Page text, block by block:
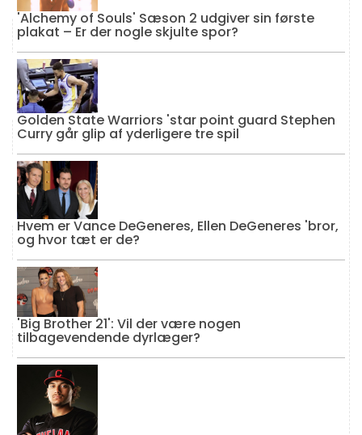
'Alchemy of Souls' Sæson 2 udgiver sin første
plakat – Er der nogle skjulte spor?
Golden State Warriors 'star point guard Stephen
Curry går glip af yderligere tre spil
Hvem er Vance DeGeneres, Ellen DeGeneres 'bror,
og hvor tæt er de?
'Big Brother 21': Vil der være nogen
tilbagevendende dyrlæger?